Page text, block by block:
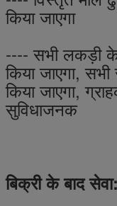
किया जाएगा
---- सभी लकड़ी के
किया जाएगा,
किया जाएगा,
सुविधाजनक
बिक्री के बाद सेवा: